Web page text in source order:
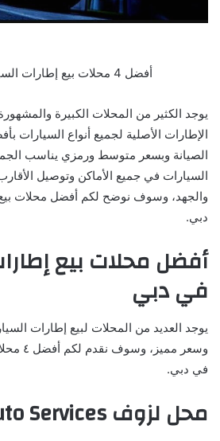
أفضل 4 محلات بيع إطارات السيارات في دبي
يوجد الكثير من المحلات الكبيرة
الإطارات الأصلية لجميع أنواع
الصيانة وبسعر متوسط ورمزي يناسب
السيارات في جميع الأماكن وتوصيل
والجهد، وسوف نوضح لكم أفضل محلات
دبي.
أفضل محلات بيع
في دبي
يوجد العديد من المحلات لبيع إطارات
وسعر
في دبي.
محل لزوف Lezof Auto Services